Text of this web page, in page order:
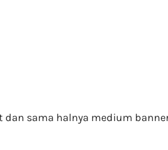
dan sama halnya medium